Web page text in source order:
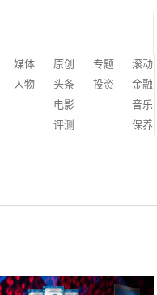
媒体 原创 专题
滚动
人物 头条 投资
金融
电影
音乐
评测
保养